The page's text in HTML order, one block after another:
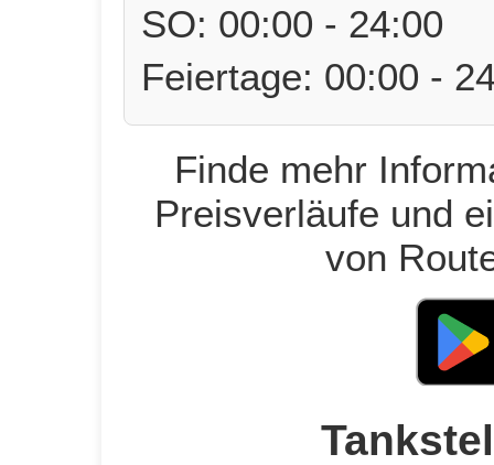
SO: 00:00 - 24:00
Feiertage: 00:00 -
Finde mehr
Preisverläufe und
von